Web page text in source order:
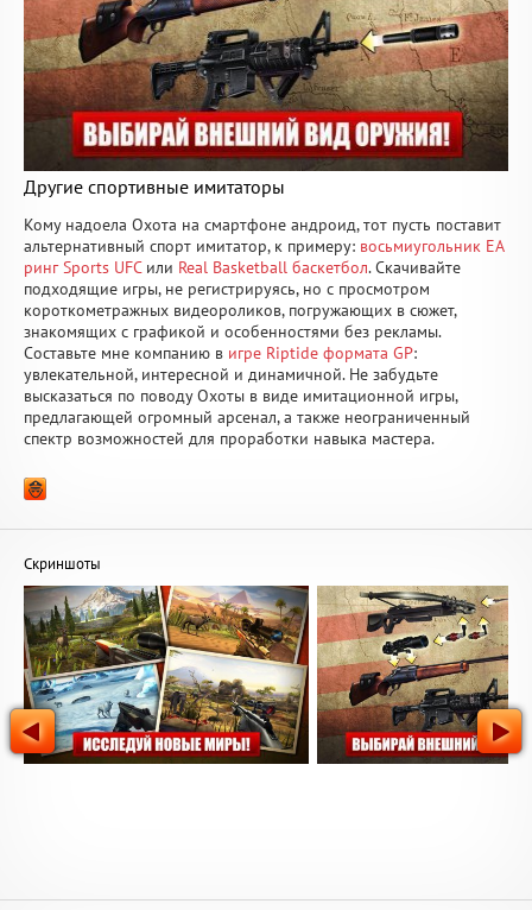
Другие спортивные имитаторы
Кому надоела Охота на смартфоне андроид, тот пусть поставит
альтернативный спорт имитатор, к примеру: восьмиугольник EA
ринг Sports UFCили Real Basketball баскетбол. Скачивайте
подходящие игры, не регистрируясь, но с просмотром
короткометражных видеороликов, погружающих в сюжет,
знакомящих с графикой и особенностями без рекламы.
Составьте мне компанию в игре Riptide формата GP:
увлекательной, интересной и динамичной. Не забудьте
высказаться по поводу Охоты в виде имитационной игры,
предлагающей огромный арсенал, а также неограниченный
спектр возможностей для проработки навыка мастера.
Скриншоты